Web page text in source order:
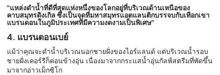
"แหล่งดำน้ำที่ดีที่สุดแห่งหนึ่งของโลกอยู่ที่บริเวณด้านเหนือของ
คาบสมุทรดิงเกิล ซึ่งเป็นจุดที่มหาสมุทรแอตแลนติกบรรจบกับเทือกเขา
แบรนดอนในภูมิประเทศที่มีความงดงามเป็นพิเศษ"
4. แบรนดอนเบย์
แม้ว่าคุณจะดำน้ำบริเวณนอกชายฝั่งของไอร์แลนด์ แต่บริเวณน้ำรอบ
ชายฝั่งเคอร์รีก็ค่อนข้างอุ่น เนื่องมาจากกระแสน้ำอุ่นกัลฟ์สตรีมที่พัดขึ้น
มาจากอ่าวเม็กซิโก